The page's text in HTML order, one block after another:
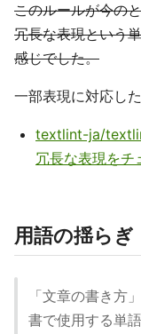
このルールが今の
冗長な表現という
感じでした。
一部表現に対応し
textlint-ja/
冗長な表現を
用語の揺らぎ
「文章の書き方
書で使用する単